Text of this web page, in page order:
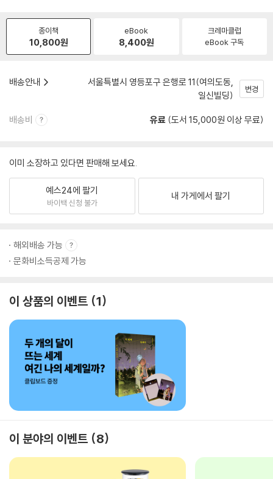
종이책
10,800원
eBook
8,400원
크레마클럽
eBook 구독
배송안내
서울특별시 영등포구 은행로 11(여의도동,
일신빌딩)
변경
배송비 유료 (도서 15,000원 이상 무료)
이미 소장하고 있다면 판매해 보세요.
예스24에 팔기
바이백 신청 불가
내 가게에서 팔기
해외배송 가능
문화비소득공제 가능
이 상품의 이벤트 1
이 분야의 이벤트 8